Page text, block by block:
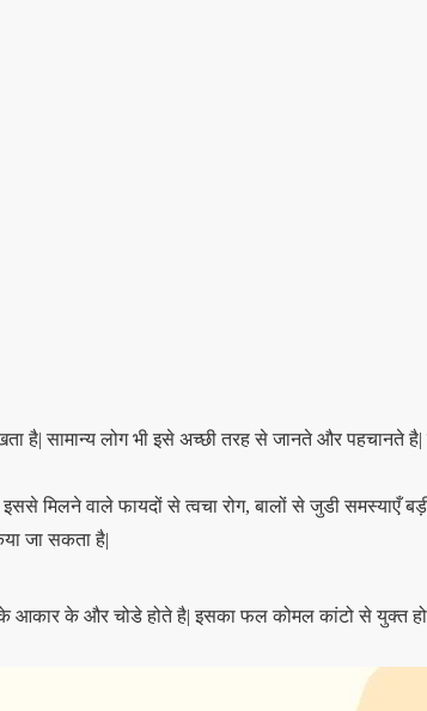
है| सामान्य लोग भी इसे अच्छी तरह से जानते और
मिलने वाले फायदों से त्वचा रोग, बालों से जुडी समस्याएँ
जा सकता है|
के आकार के और चोडे होते है| इसका फल कोमल कांटो से युक्त